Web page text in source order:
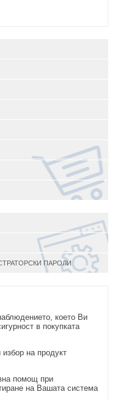
ПАРОЛИ
което Ви
в покупката
на продукт
помощ при
на Вашата система